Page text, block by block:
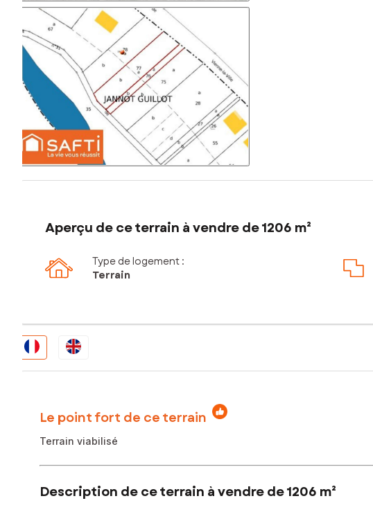
Aperçu de ce terrain à vendre de 1206 m²
Type de logement :
Terrain
Le point fort de ce terrain
Terrain viabilisé
Description de ce terrain à vendre de 1206 m²